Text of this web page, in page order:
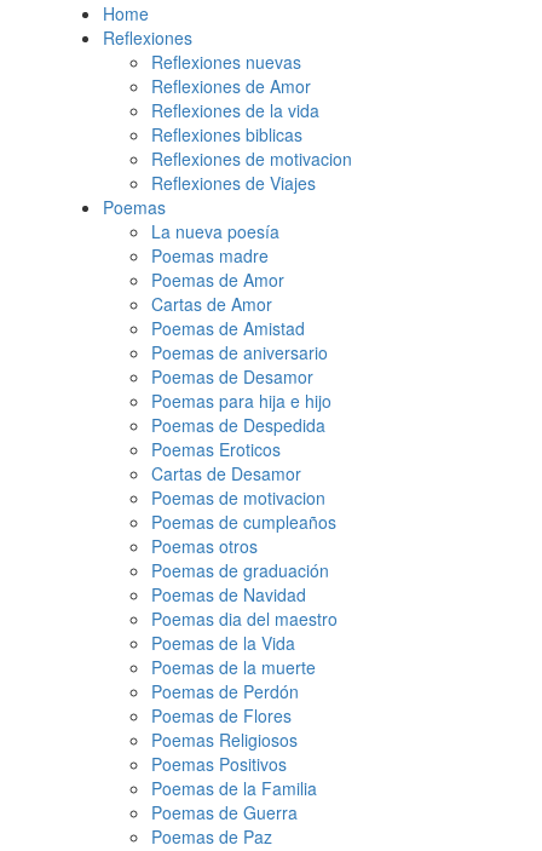
Home
Reflexiones
Reflexiones nuevas
Reflexiones de Amor
Reflexiones de la vida
Reflexiones biblicas
Reflexiones de motivacion
Reflexiones de Viajes
Poemas
La nueva poesía
Poemas madre
Poemas de Amor
Cartas de Amor
Poemas de Amistad
Poemas de aniversario
Poemas de Desamor
Poemas para hija e hijo
Poemas de Despedida
Poemas Eroticos
Cartas de Desamor
Poemas de motivacion
Poemas de cumpleaños
Poemas otros
Poemas de graduación
Poemas de Navidad
Poemas dia del maestro
Poemas de la Vida
Poemas de la muerte
Poemas de Perdón
Poemas de Flores
Poemas Religiosos
Poemas Positivos
Poemas de la Familia
Poemas de Guerra
Poemas de Paz